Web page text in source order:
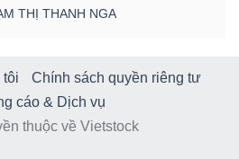
THỊ THANH NGA
tôi
Chính sách quyền riêng tư
cáo & Dịch vụ
thuộc về Vietstock